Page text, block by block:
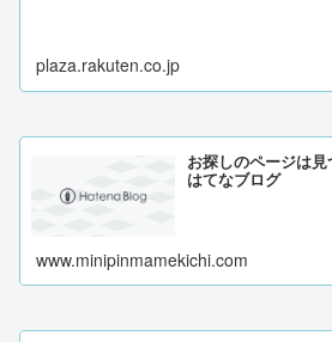
plaza.rakuten.co.jp
お探しのページは
はてなブログ
www.minipinmamekichi.com